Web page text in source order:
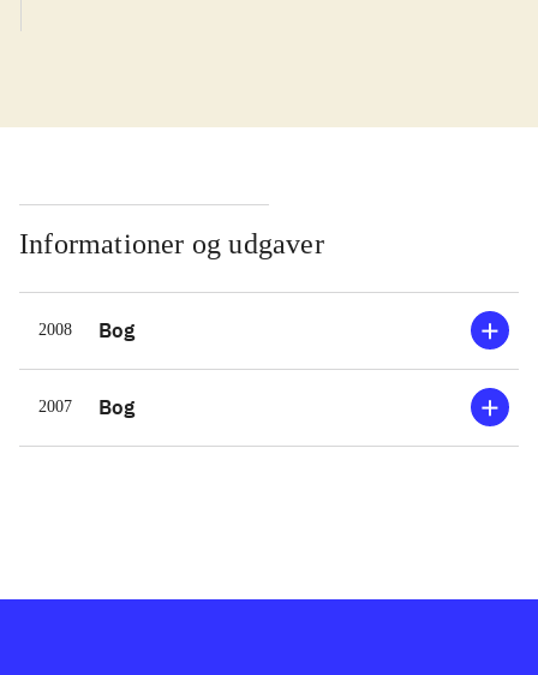
Informationer og udgaver
2008 Bog
2007 Bog